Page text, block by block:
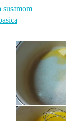
susamom